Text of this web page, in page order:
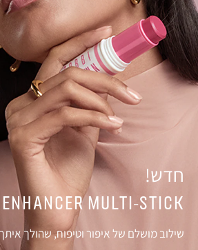
חדש!
MULTI-STICK
שילוב מושלם של איפור וטיפוח, שהולך